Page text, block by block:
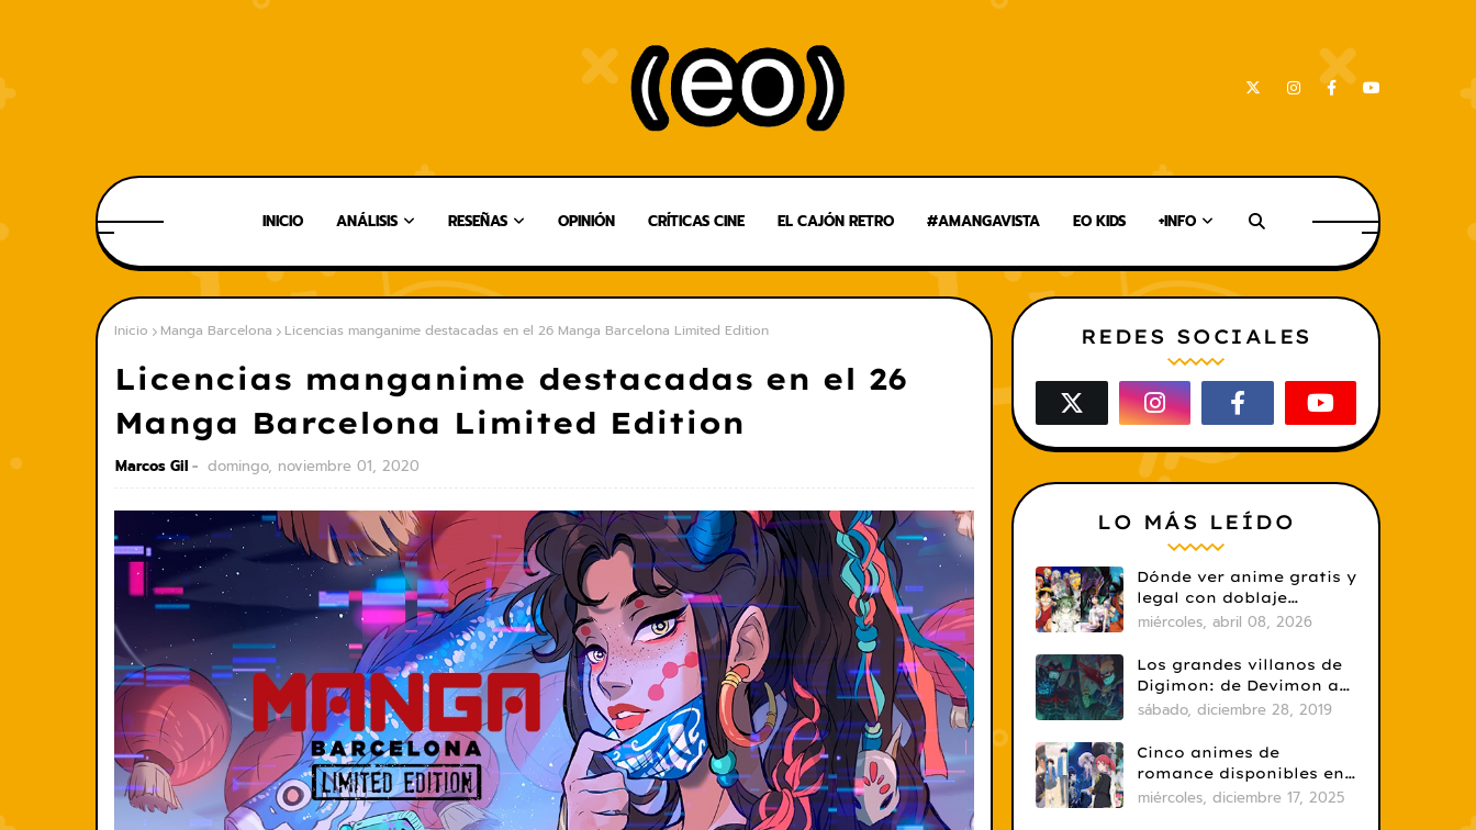
INICIO ANÁLISIS RESEÑAS OPINIÓN CRÍTICAS CINE EL CAJÓN RETRO #AMANGAVISTA EO KIDS +INFO
Inicio Manga Barcelona Licencias manganime destacadas en el 26 Manga Barcelona Limited Edition
Licencias manganime destacadas en el 26
Manga Barcelona Limited Edition
Marcos Gil domingo, noviembre 01, 2020
REDES SOCIALES
LO MÁS LEÍDO
Dónde ver anime gratis y
legal con doblaje
castellano en 2026
miércoles, abril 08, 2026
Los grandes villanos de
Digimon: de Devimon a
Digimon Emperador
sábado, diciembre 28, 2019
Cinco animes de
romance disponibles en
Crunchyroll
miércoles, diciembre 17, 2025